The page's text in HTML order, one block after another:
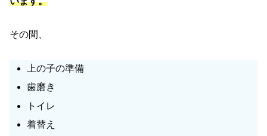
その間、
上の子の準備
歯磨き
トイレ
着替え